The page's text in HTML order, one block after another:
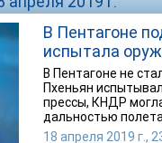
В Пентагоне
испытала
В Пентагоне не
Пхеньян
прессы, КНДР
дальностью
18 апреля 2019 г.,